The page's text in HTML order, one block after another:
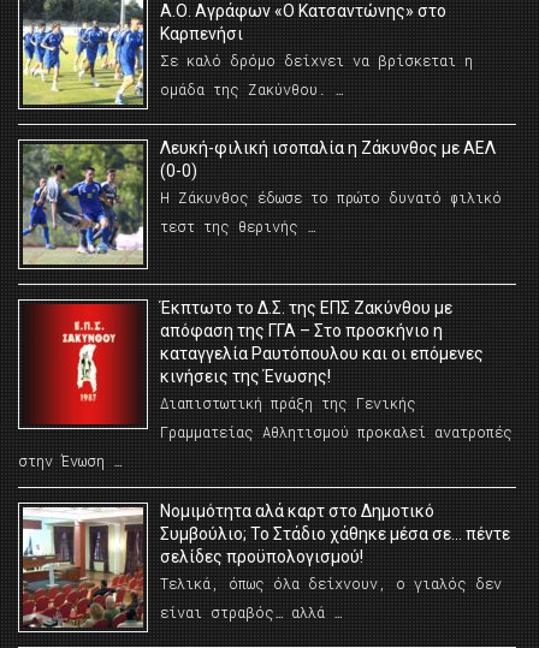
Α.Ο. Αγράφων «Ο Κατσαντώνης» στο
Καρπενήσι
Σε καλό δρόμο δείχνει να βρίσκεται η
ομάδα της Ζακύνθου. …
Λευκή-φιλική ισοπαλία η Ζάκυνθος με ΑΕΛ
(0-0)
Η Ζάκυνθος έδωσε το πρώτο δυνατό φιλικό
τεστ της θερινής …
Έκπτωτο το Δ.Σ. της ΕΠΣ Ζακύνθου με
απόφαση της ΓΓΑ – Στο προσκήνιο η
καταγγελία Ραυτόπουλου και οι επόμενες
κινήσεις της Ένωσης!
Διαπιστωτική πράξη της Γενικής
Γραμματείας Αθλητισμού προκαλεί ανατροπές
στην Ένωση …
Νομιμότητα αλά καρτ στο Δημοτικό
Συμβούλιο; Το Στάδιο χάθηκε μέσα σε… πέντε
σελίδες προϋπολογισμού!
Τελικά, όπως όλα δείχνουν, ο γιαλός δεν
είναι στραβός… αλλά …